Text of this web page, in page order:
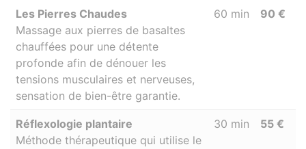
Les Pierres Chaudes
Massage aux pierres de basaltes
chauffées pour une détente
profonde afin de dénouer les
tensions musculaires et nerveuses,
sensation de bien-être garantie.
60 min 90 €
Réflexologie plantaire
Méthode thérapeutique qui utilise le
30 min 55 €